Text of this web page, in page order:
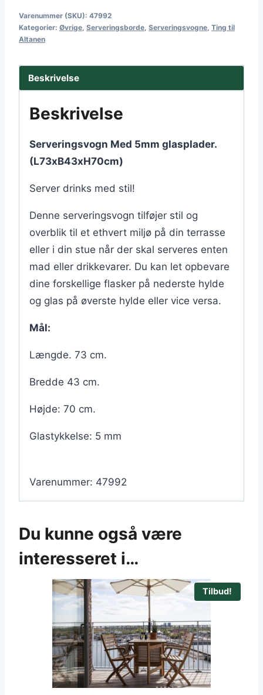
Varenummer (SKU): 47992
Kategorier: Øvrige Serveringsborde Serveringsvogne Ting til
Altanen
Beskrivelse
Beskrivelse
Serveringsvogn Med 5mm glasplader.
(L73xB43xH70cm)
Server drinks med stil!
Denne serveringsvogn tilføjer stil og
overblik til et ethvert miljø på din terrasse
eller i din stue når der skal serveres enten
mad eller drikkevarer. Du kan let opbevare
dine forskellige flasker på nederste hylde
og glas på øverste hylde eller vice versa.
Mål:
Længde. 73 cm.
Bredde 43 cm.
Højde: 70 cm.
Glastykkelse: 5 mm
Varenummer: 47992
Du kunne også være
interesseret i…
Tilbud!